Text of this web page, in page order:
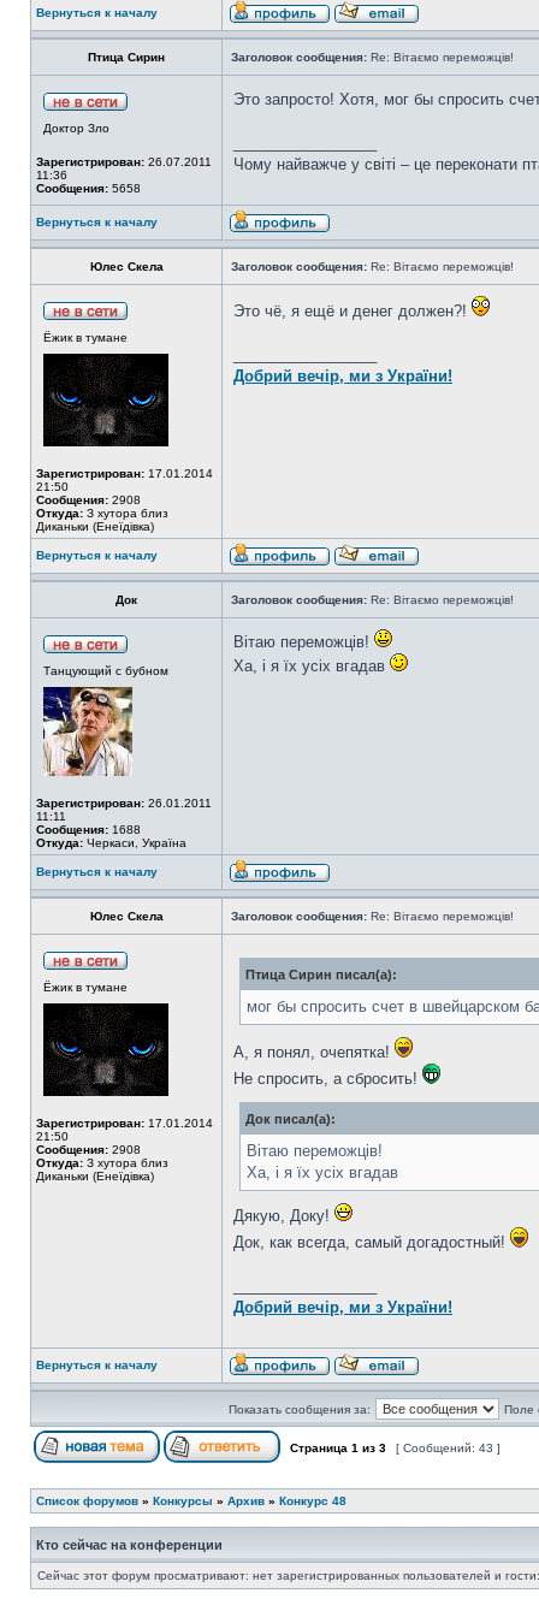
Вернуться к началу
Птица Сирин Заголовок сообщения: Re: Вітаємо переможців!
Доктор Зло
Зарегистрирован: 26.07.2011
11:36
Сообщения: 5658
Это запросто! Хотя, мог бы спросить
Чому найважче у світі – це переконати
Вернуться к началу
Юлес Скела Заголовок сообщения: Re: Вітаємо переможців!
Ёжик в тумане
Зарегистрирован: 17.01.2014
21:50
Сообщения: 2908
Откуда: З хутора близ
Диканьки (Енеїдівка)
Это чё, я ещё и денег должен?!
Добрий вечір, ми з України!
Вернуться к началу
Док Заголовок сообщения: Re: Вітаємо переможців!
Танцующий с бубном
Зарегистрирован: 26.01.2011
11:11
Сообщения: 1688
Откуда: Черкаси, Україна
Вітаю переможців!
Ха, і я їх усіх вгадав
Вернуться к началу
Юлес Скела Заголовок сообщения: Re: Вітаємо переможців!
Ёжик в тумане
Зарегистрирован: 17.01.2014
21:50
Сообщения: 2908
Откуда: З хутора близ
Диканьки (Енеїдівка)
Птица Сирин писал(а):
мог бы спросить счет в швейцарском
А, я понял, очепятка!
Не спросить, а сбросить!
Док писал(а):
Вітаю переможців!
Ха, і я їх усіх вгадав
Дякую, Доку!
Док, как всегда, самый догадостный!
Добрий вечір, ми з України!
Вернуться к началу
Показать сообщения за: Поле
Страница 1 из 3 [ Сообщений: 43 ]
Список форумов » Конкурсы » Архив » Конкурс 48
Кто сейчас на конференции
Сейчас этот форум просматривают: нет зарегистрированных пользователей и